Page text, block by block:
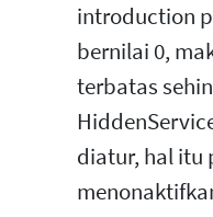
introduction
bernilai 0,
terbatas
diatur, hal itu